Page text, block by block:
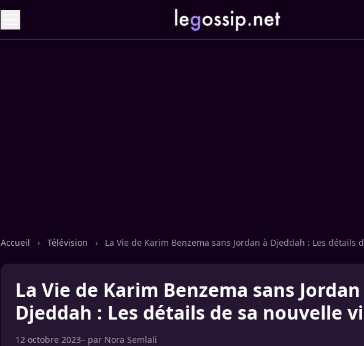
Accueil › Télévision › La Vie de Karim Benzema sans Jordan à Djeddah : Les détails
La Vie de Karim Benzema sans
Djeddah : Les détails de sa nouvelle
12 octobre 2023– par Nora Semlali